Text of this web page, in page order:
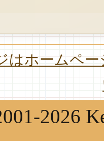
はホームペ
2026